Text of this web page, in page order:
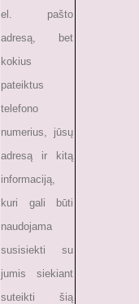
el. pašto
adresą, bet
kokius
pateiktus
telefono
numerius, jūsų
adresą ir kitą
informaciją,
kuri gali būti
naudojama
susisiekti su
jumis siekiant
suteikti šią